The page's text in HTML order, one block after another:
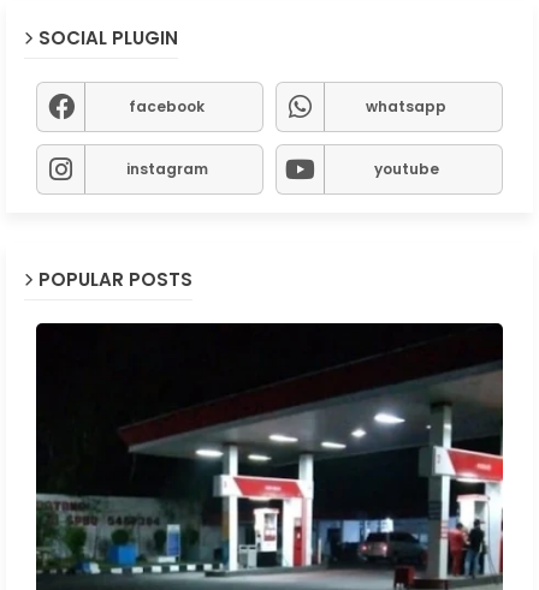
SOCIAL PLUGIN
facebook whatsapp
instagram youtube
POPULAR POSTS